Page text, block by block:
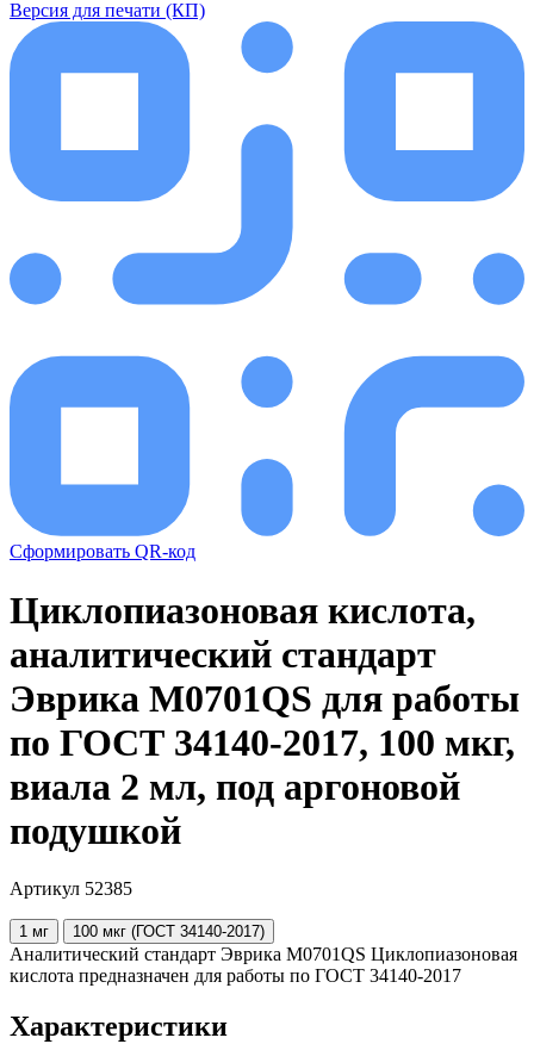
Версия для печати (КП)
Сформировать QR-код
Циклопиазоновая кислота,
аналитический стандарт
Эврика M0701QS для работы
по ГОСТ 34140-2017, 100 мкг,
виала 2 мл, под аргоновой
подушкой
Артикул 52385
1 мг 100 мкг (ГОСТ 34140-2017)
Аналитический стандарт Эврика M0701QS Циклопиазоновая
кислота предназначен для работы по ГОСТ 34140-2017
Характеристики